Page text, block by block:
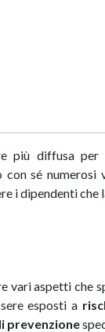
più diffusa per
sé
i dipendenti che
aspetti che
esposti a
prevenzione